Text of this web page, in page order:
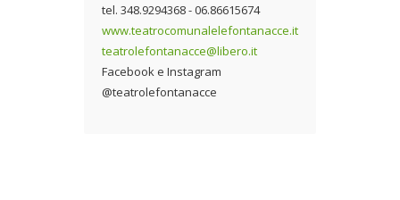
tel. 348.9294368 - 06.86615674
www.teatrocomunalelefontanacce.it
teatrolefontanacce@libero.it
Facebook e Instagram
@teatrolefontanacce